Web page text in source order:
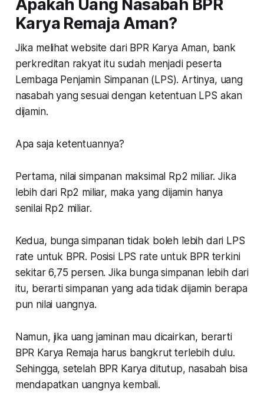
Apakah Uang Nasabah BPR
Karya Remaja Aman?
Jika melihat website dari BPR Karya Aman, bank
perkreditan rakyat itu sudah menjadi peserta
Lembaga Penjamin Simpanan (LPS). Artinya, uang
nasabah yang sesuai dengan ketentuan LPS akan
dijamin.
Apa saja ketentuannya?
Pertama, nilai simpanan maksimal Rp2 miliar. Jika
lebih dari Rp2 miliar, maka yang dijamin hanya
senilai Rp2 miliar.
Kedua, bunga simpanan tidak boleh lebih dari LPS
rate untuk BPR. Posisi LPS rate untuk BPR terkini
sekitar 6,75 persen. Jika bunga simpanan lebih dari
itu, berarti simpanan yang ada tidak dijamin berapa
pun nilai uangnya.
Namun, jika uang jaminan mau dicairkan, berarti
BPR Karya Remaja harus bangkrut terlebih dulu.
Sehingga, setelah BPR Karya ditutup, nasabah bisa
mendapatkan uangnya kembali.